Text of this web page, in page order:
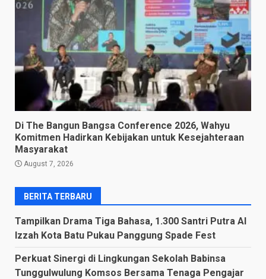
Di The Bangun Bangsa Conference 2026, Wahyu
Komitmen Hadirkan Kebijakan untuk Kesejahteraan
Masyarakat
August 7, 2026
BERITA TERBARU
Tampilkan Drama Tiga Bahasa, 1.300 Santri Putra Al
Izzah Kota Batu Pukau Panggung Spade Fest
Perkuat Sinergi di Lingkungan Sekolah Babinsa
Tunggulwulung Komsos Bersama Tenaga Pengajar